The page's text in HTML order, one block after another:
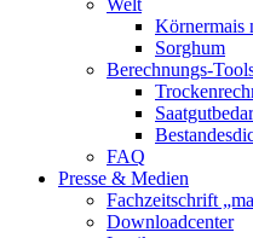
Körnermais
Sorghum
Berechnungs-
FAQ
Presse & Medien
Fachzeitschrift
Downloadcenter